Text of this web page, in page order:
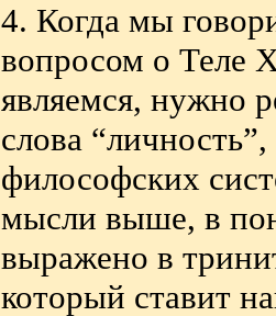
4. Когда мы
вопросом о Теле
являемся, нужно
слова
философских
мысли выше, в
выражено в
который ставит